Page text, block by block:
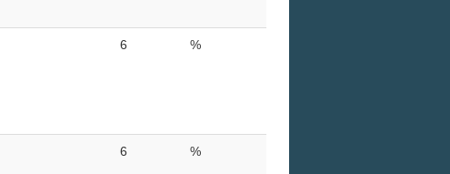
6 %
6 %